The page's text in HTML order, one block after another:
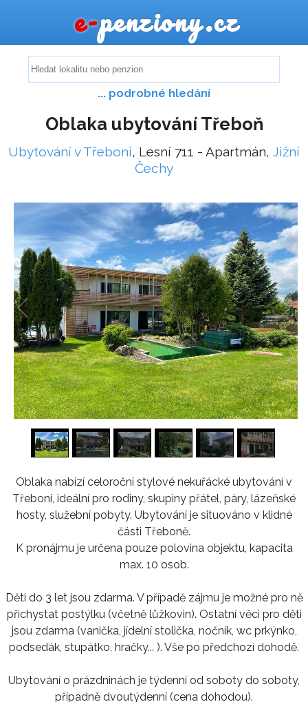
e-penziony.cz
... podrobné hledání
Oblaka ubytování Třeboň
Ubytování v Třeboni, Lesní 711 - Apartmán, Jižní
Čechy
1/16
Oblaka nabízí celoroční stylové nekuřácké ubytování v
Třeboni, ideální pro rodiny, skupiny přátel, páry, lázeňské
hosty, služební pobyty. Ubytování je situováno v klidné
části Třeboně.
K pronájmu je určena pouze polovina objektu, kapacita
max. 10 osob.
Děti do 3 let jsou zdarma. V případě zájmu je možné pro ně
přichystat postýlku (včetně lůžkovin). Ostatní věci pro děti
jsou zdarma (vanička, jídelní stolička, nočník, wc prkýnko,
podsedák, stupátko, hračky... ). Vše po předchozí dohodě.
Ubytování o prázdninách je týdenní od soboty do soboty,
případně dvoutýdenní (cena dohodou).